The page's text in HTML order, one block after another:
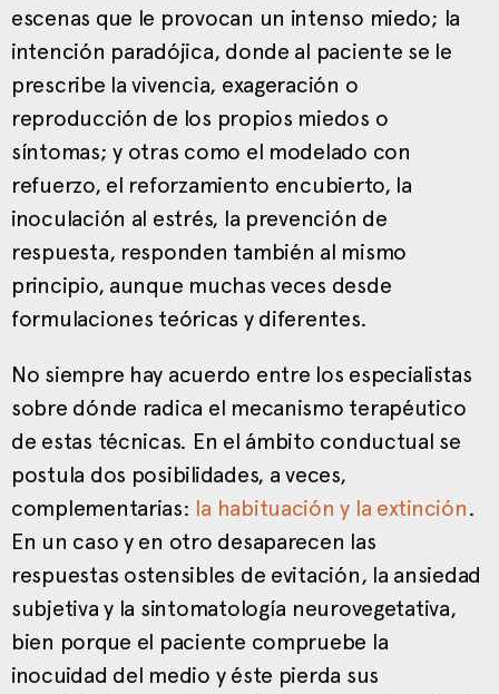
escenas que le provocan un intenso miedo; la
intención paradójica, donde al paciente se le
prescribe la vivencia, exageración o
reproducción de los propios miedos o
síntomas; y otras como el modelado con
refuerzo, el reforzamiento encubierto, la
inoculación al estrés, la prevención de
respuesta, responden también al mismo
principio, aunque muchas veces desde
formulaciones teóricas y diferentes.
No siempre hay acuerdo entre los especialistas
sobre dónde radica el mecanismo terapéutico
de estas técnicas. En el ámbito conductual se
postula dos posibilidades, a veces,
complementarias: la habituación y la extinción.
En un caso y en otro desaparecen las
respuestas ostensibles de evitación, la ansiedad
subjetiva y la sintomatología neurovegetativa,
bien porque el paciente compruebe la
inocuidad del medio y éste pierda sus